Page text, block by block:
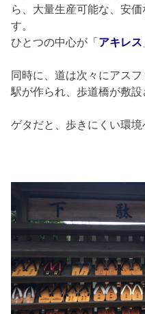
ら、大量生産可能な、安
す。
ひとつの中心が「アキレス
同時に、道は次々にアスフ
駅が作られ、歩道橋が敷設
ゲタだと、歩きにくい環境